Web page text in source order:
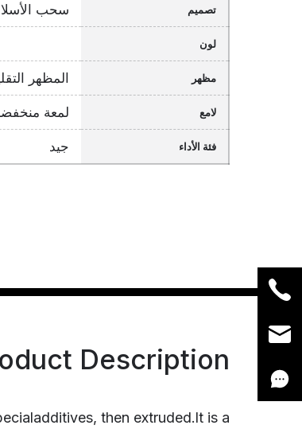
تصميم سحب
لون
مظهر المظهر
لامع لمعة
فئة الأداء جيد
Description
then extruded.lt is a